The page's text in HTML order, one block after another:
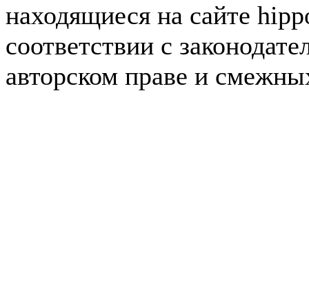
находящиеся на сайте
соответствии с
авторском праве и